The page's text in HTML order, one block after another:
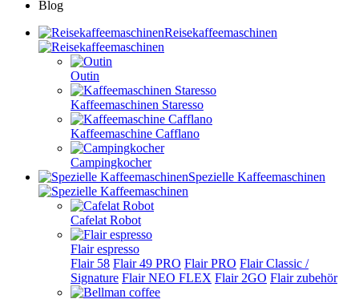
Blog
Reisekaffeemaschinen
Outin
Kaffeemaschinen Staresso
Kaffeemaschine Cafflano
Campingkocher
Spezielle Kaffeemaschinen
Cafelat Robot
Flair espresso
Flair 58 Flair 49 PRO Flair PRO Flair Classic /
Signature Flair NEO FLEX Flair 2GO Flair zubehör